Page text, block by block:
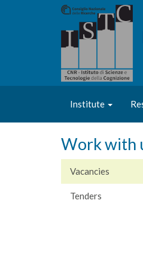
Institute
Work with
Vacancies
Tenders